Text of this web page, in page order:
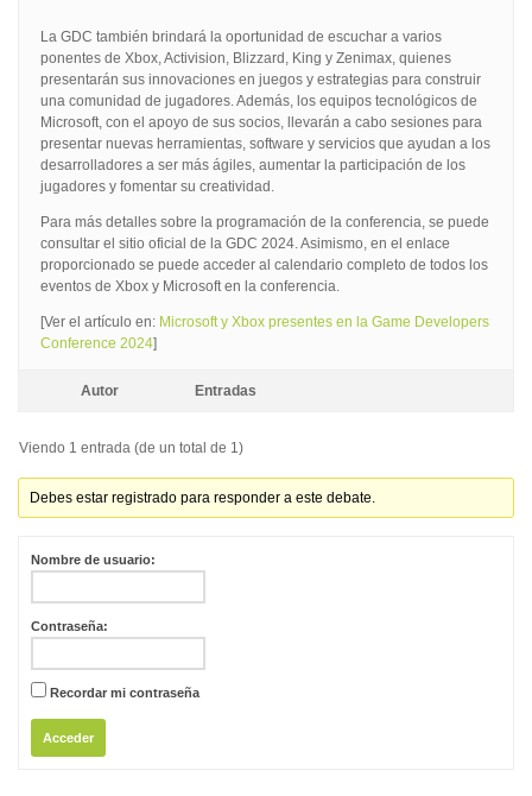
La GDC también brindará la oportunidad de escuchar a varios
ponentes de Xbox, Activision, Blizzard, King y Zenimax, quienes
presentarán sus innovaciones en juegos y estrategias para construir
una comunidad de jugadores. Además, los equipos tecnológicos de
Microsoft, con el apoyo de sus socios, llevarán a cabo sesiones para
presentar nuevas herramientas, software y servicios que ayudan a los
desarrolladores a ser más ágiles, aumentar la participación de los
jugadores y fomentar su creatividad.
Para más detalles sobre la programación de la conferencia, se puede
consultar el sitio oficial de la GDC 2024. Asimismo, en el enlace
proporcionado se puede acceder al calendario completo de todos los
eventos de Xbox y Microsoft en la conferencia.
[Ver el artículo en: Microsoft y Xbox presentes en la Game Developers
Conference 2024]
Autor Entradas
Viendo 1 entrada (de un total de 1)
Debes estar registrado para responder a este debate.
Nombre de usuario:
Contraseña:
Recordar mi contraseña
Acceder